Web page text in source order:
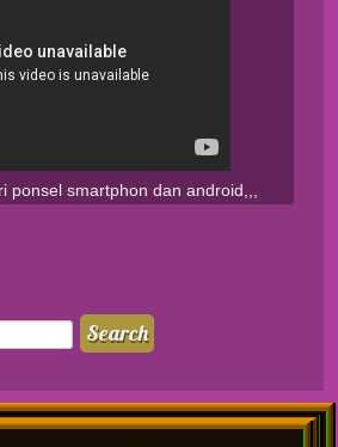
ponsel smartphon dan android,,,